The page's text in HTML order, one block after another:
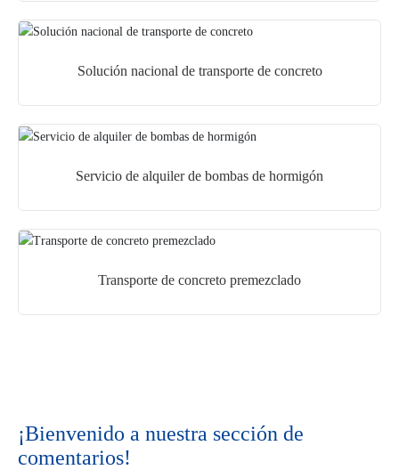
Solución nacional de transporte de concreto
Servicio de alquiler de bombas de hormigón
Transporte de concreto premezclado
¡Bienvenido a nuestra sección de
comentarios!